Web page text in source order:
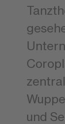
und